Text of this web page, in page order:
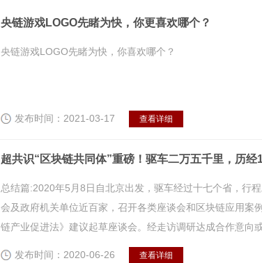
央链游戏LOGO先睹为快，你更喜欢哪个？
央链游戏LOGO先睹为快，你喜欢哪个？
发布时间：2021-03-17 查看详细
超共识“区块链共同体”重磅！驱车二万五千里，历
总结篇:2020年5月8日自北京出发，驱车经过十七个省，行
会及政府机关单位近百家，召开各类座谈会和区块链应用
链产业促进法》建议起草座谈会。经走访调研达成合作意向
发布时间：2020-06-26 查看详细